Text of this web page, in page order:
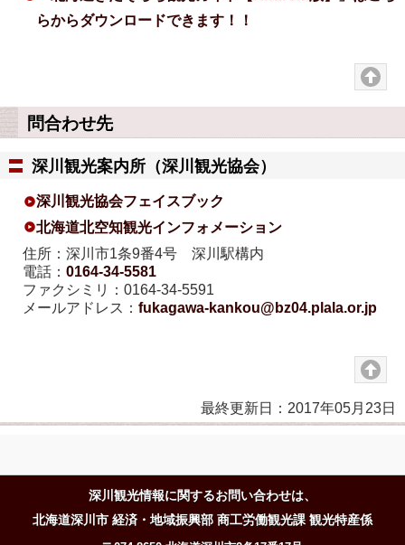
らからダウンロードできます！！
問合わせ先
深川観光案内所（深川観光協会）
深川観光協会フェイスブック
北海道北空知観光インフォメーション
住所：深川市1条9番4号 深川駅構内
電話： 0164-34-5581
ファクシミリ：0164-34-5591
メールアドレス： fukagawa-kankou@bz04.plala.or.jp
最終更新日：2017年05月23日
深川観光情報に関するお問い合わせは、
北海道深川市 経済・地域振興部 商工労働観光課 観光特産係